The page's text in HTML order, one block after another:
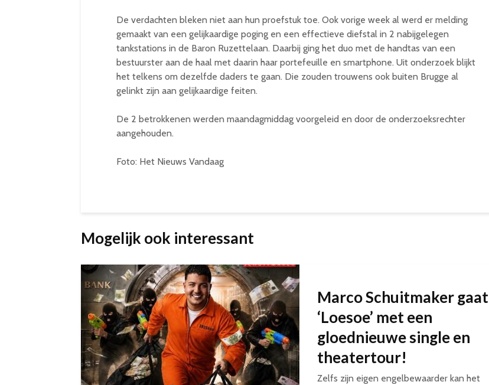
De verdachten bleken niet aan hun proefstuk toe. Ook vorige week al werd er melding
gemaakt van een gelijkaardige poging en een effectieve diefstal in 2 nabijgelegen
tankstations in de Baron Ruzettelaan. Daarbij ging het duo met de handtas van een
bestuurster aan de haal met daarin haar portefeuille en smartphone. Uit onderzoek blijkt
het telkens om dezelfde daders te gaan. Die zouden trouwens ook buiten Brugge al
gelinkt zijn aan gelijkaardige feiten.
De 2 betrokkenen werden maandagmiddag voorgeleid en door de onderzoeksrechter
aangehouden.
Foto: Het Nieuws Vandaag
Mogelijk ook interessant
Marco Schuitmaker gaat
‘Loesoe’ met een
gloednieuwe single en
theatertour!
Zelfs zijn eigen engelbewaarder kan het